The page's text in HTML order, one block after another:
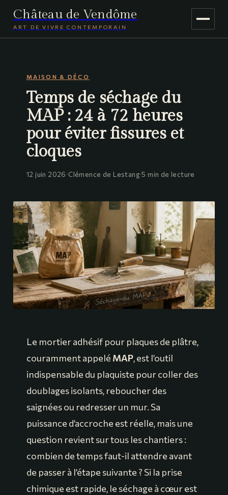
Château de Vendôme
ART DE VIVRE CONTEMPORAIN
JARDINAGE
VOYAGE
MAISON & DÉCO
Temps de séchage du
MAP : 24 à 72 heures
pour éviter fissures et
cloques
12 juin 2026·Clémence de Lestang·5 min de lecture
Le mortier adhésif pour plaques de plâtre,
couramment appelé MAP, est l’outil
indispensable du plaquiste pour coller des
doublages isolants, reboucher des
saignées ou redresser un mur. Sa
puissance d’accroche est réelle, mais une
question revient sur tous les chantiers :
combien de temps faut-il attendre avant
de passer à l’étape suivante ? Si la prise
chimique est rapide, le séchage à cœur est